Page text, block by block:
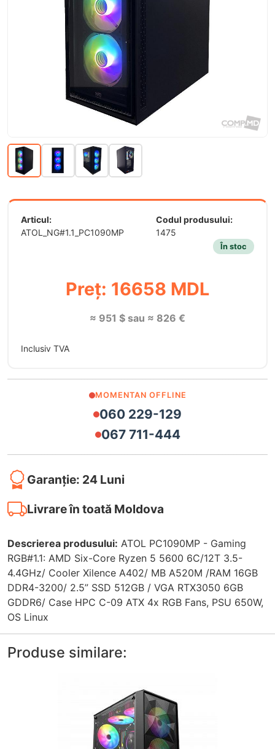
Articul:
ATOL_NG#1.1_PC1090MP
Codul produsului:
1475
În stoc
Preț: 16658 MDL
≈ 951 $ sau ≈ 826 €
Inclusiv TVA
MOMENTAN OFFLINE
060 229-129
067 711-444
Garanție: 24 Luni
Livrare în toată Moldova
Descrierea produsului: ATOL PC1090MP - Gaming
RGB#1.1: AMD Six-Core Ryzen 5 5600 6C/12T 3.5-
4.4GHz/ Cooler Xilence A402/ MB A520M /RAM 16GB
DDR4-3200/ 2.5” SSD 512GB / VGA RTX3050 6GB
GDDR6/ Case HPC C-09 ATX 4x RGB Fans, PSU 650W,
OS Linux
Produse similare: